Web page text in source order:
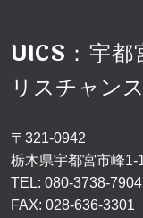
UICS：宇
リスチャン
〒321-0942
栃木県宇都宮市峰1-
TEL: 080-3738-7904
FAX: 028-636-3301